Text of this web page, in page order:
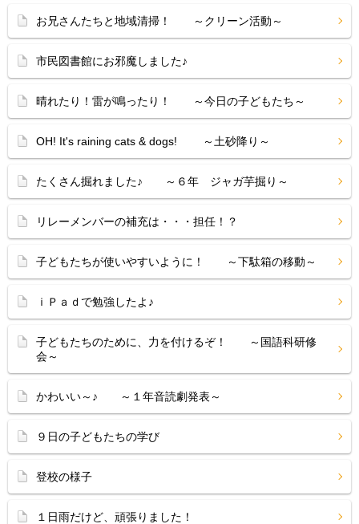
お兄さんたちと地域清掃！ ～クリーン活動～
市民図書館にお邪魔しました♪
晴れたり！雷が鳴ったり！ ～今日の子どもたち～
OH! It's raining cats & dogs! ～土砂降り～
たくさん掘れました♪ ～６年 ジャガ芋掘り～
リレーメンバーの補充は・・・担任！？
子どもたちが使いやすいように！ ～下駄箱の移動～
ｉＰａｄで勉強したよ♪
子どもたちのために、力を付けるぞ！ ～国語科研修
会～
かわいい～♪ ～１年音読劇発表～
９日の子どもたちの学び
登校の様子
１日雨だけど、頑張りました！